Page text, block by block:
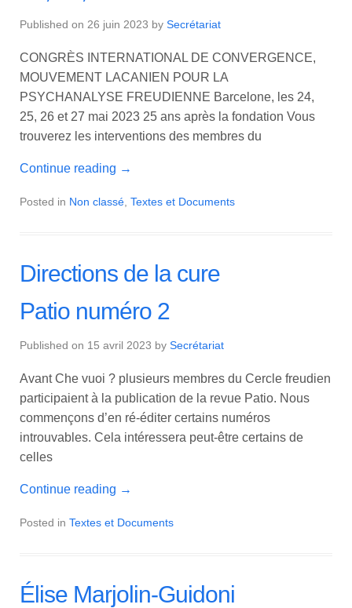
Published on 26 juin 2023 by Secrétariat
CONGRÈS INTERNATIONAL DE CONVERGENCE,
MOUVEMENT LACANIEN POUR LA
PSYCHANALYSE FREUDIENNE Barcelone, les 24,
25, 26 et 27 mai 2023 25 ans après la fondation Vous
trouverez les interventions des membres du
Continue reading →
Posted in Non classé Textes et Documents
Directions de la cure
Patio numéro 2
Published on 15 avril 2023 by Secrétariat
Avant Che vuoi ? plusieurs membres du Cercle freudien
participaient à la publication de la revue Patio. Nous
commençons d’en ré-éditer certains numéros
introuvables. Cela intéressera peut-être certains de
celles
Continue reading →
Posted in Textes et Documents
Élise Marjolin-Guidoni